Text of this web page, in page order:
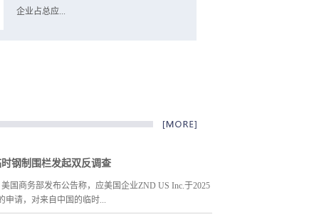
了其国外市场。2014年度公布的2012-2013年
企业占总应...
异的成绩：16轮行政复审终裁结果$0.14，尤
“零”税率。
钢制围栏发起双反调查
美国商务部发布公告称，应美国企业ZND US Inc.于2025
申请，对来自中国的临时...